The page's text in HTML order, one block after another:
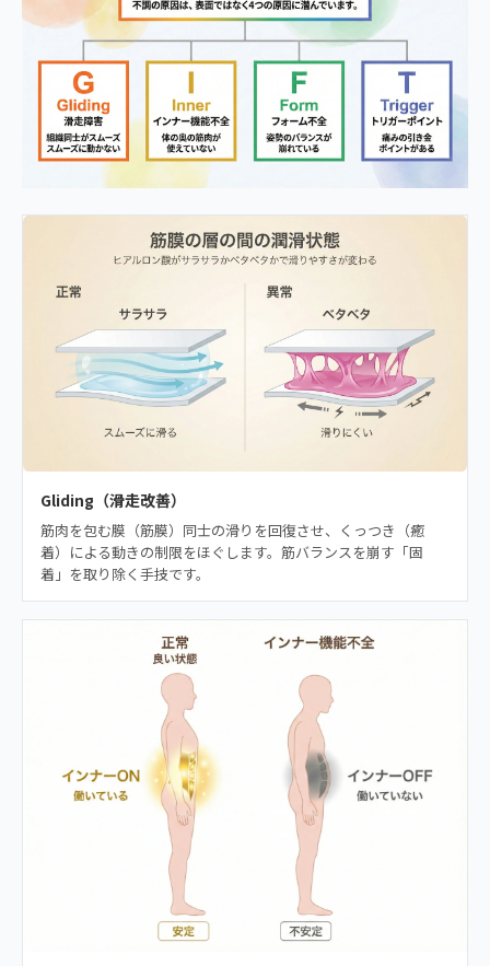
Gliding（滑走改善）
筋肉を包む膜（筋膜）同士の滑りを回復させ、くっつき（癒
着）による動きの制限をほぐします。筋バランスを崩す「固
着」を取り除く手技です。